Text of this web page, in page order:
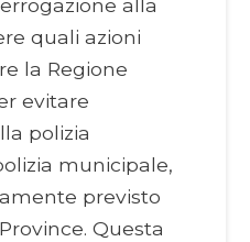
alla
quali azioni
la Regione
evitare
polizia
municipale,
previsto
Questa